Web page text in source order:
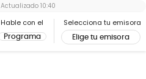
Hable con el
Programa
Selecciona tu emisora
Elige tu emisora
Actualizado 10:40